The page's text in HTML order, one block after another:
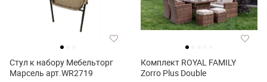
Стул к набору Мебельторг
Марсель арт.WR2719
Комплект ROYAL FAMILY
Zorro Plus Double